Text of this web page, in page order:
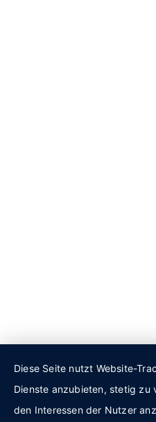
Diese Seite nutzt Website-
Dienste anzubieten, stetig zu
den Interessen der Nutzer